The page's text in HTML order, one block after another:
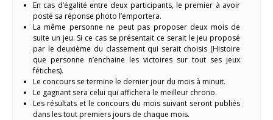
En cas d’égalité entre deux participants, le premier à avoir
posté sa réponse photo l’emportera.
La même personne ne peut pas proposer deux mois de
suite un jeu. Si ce cas se présentait ce serait le jeu proposé
par le deuxième du classement qui serait choisis (Histoire
que personne n’enchaine les victoires sur tout ses jeux
fétiches).
Le concours se termine le dernier jour du mois à minuit.
Le gagnant sera celui qui affichera le meilleur chrono.
Les résultats et le concours du mois suivant seront publiés
dans les tout premiers jours de chaque mois.